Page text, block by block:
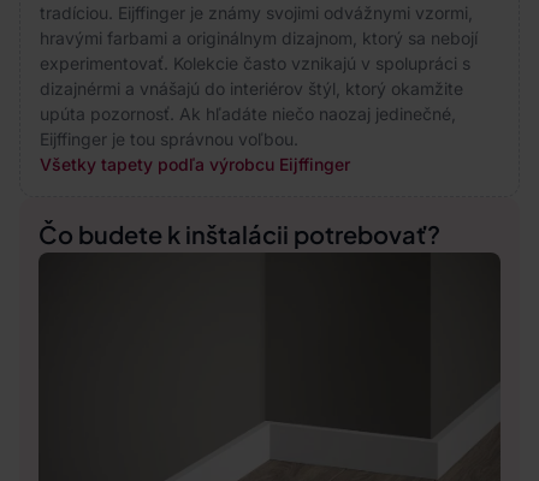
tradíciou. Eijffinger je známy svojimi odvážnymi vzormi,
hravými farbami a originálnym dizajnom, ktorý sa nebojí
experimentovať. Kolekcie často vznikajú v spolupráci s
dizajnérmi a vnášajú do interiérov štýl, ktorý okamžite
upúta pozornosť. Ak hľadáte niečo naozaj jedinečné,
Eijffinger je tou správnou voľbou.
Všetky tapety podľa výrobcu Eijffinger
Čo budete k inštalácii potrebovať?